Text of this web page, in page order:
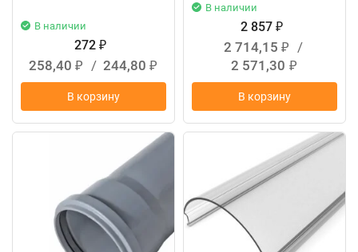
В наличии
272 ₽
258,40 ₽ / 244,80 ₽
В корзину
В наличии
2 857 ₽
2 714,15 ₽
/
2 571,30 ₽
В корзину